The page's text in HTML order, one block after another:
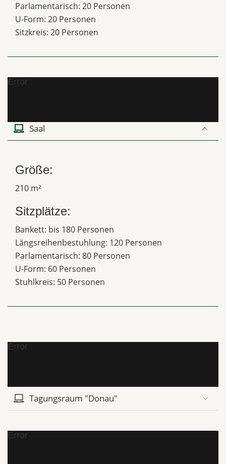
Parlamentarisch: 20 Personen
U-Form: 20 Personen
Sitzkreis: 20 Personen
Error
Saal
Größe:
210 m²
Sitzplätze:
Bankett: bis 180 Personen
Längsreihenbestuhlung: 120 Personen
Parlamentarisch: 80 Personen
U-Form: 60 Personen
Stuhlkreis: 50 Personen
Error
Tagungsraum "Donau"
Error